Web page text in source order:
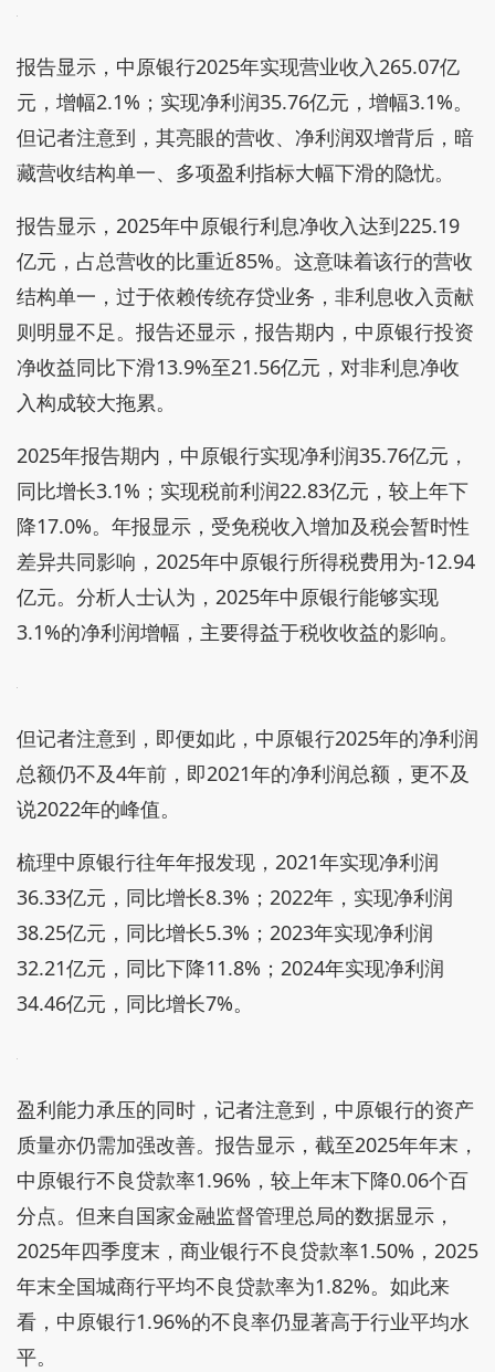
报告显示，中原银行2025年实现营业收入265.07亿
元，增幅2.1%；实现净利润35.76亿元，增幅3.1%。
但记者注意到，其亮眼的营收、净利润双增背后，暗
藏营收结构单一、多项盈利指标大幅下滑的隐忧。
报告显示，2025年中原银行利息净收入达到225.19
亿元，占总营收的比重近85%。这意味着该行的营收
结构单一，过于依赖传统存贷业务，非利息收入贡献
则明显不足。报告还显示，报告期内，中原银行投资
净收益同比下滑13.9%至21.56亿元，对非利息净收
入构成较大拖累。
2025年报告期内，中原银行实现净利润35.76亿元，
同比增长3.1%；实现税前利润22.83亿元，较上年下
降17.0%。年报显示，受免税收入增加及税会暂时性
差异共同影响，2025年中原银行所得税费用为-12.94
亿元。分析人士认为，2025年中原银行能够实现
3.1%的净利润增幅，主要得益于税收收益的影响。
但记者注意到，即便如此，中原银行2025年的净利润
总额仍不及4年前，即2021年的净利润总额，更不及
说2022年的峰值。
梳理中原银行往年年报发现，2021年实现净利润
36.33亿元，同比增长8.3%；2022年，实现净利润
38.25亿元，同比增长5.3%；2023年实现净利润
32.21亿元，同比下降11.8%；2024年实现净利润
34.46亿元，同比增长7%。
盈利能力承压的同时，记者注意到，中原银行的资产
质量亦仍需加强改善。报告显示，截至2025年年末，
中原银行不良贷款率1.96%，较上年末下降0.06个百
分点。但来自国家金融监督管理总局的数据显示，
2025年四季度末，商业银行不良贷款率1.50%，2025
年末全国城商行平均不良贷款率为1.82%。如此来
看，中原银行1.96%的不良率仍显著高于行业平均水
平。